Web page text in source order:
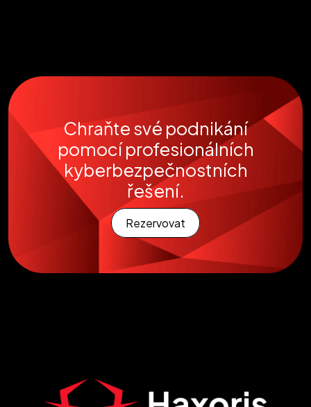
Chraňte své podnikání
pomocí profesionálních
kyberbezpečnostních
řešení.
Rezervovat